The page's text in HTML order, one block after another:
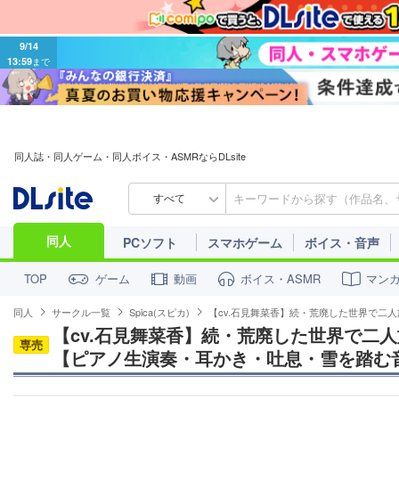
9/14
13:59まで
同人誌・同人ゲーム・同人ボイス・ASMRならDLsite
すべて
同人 PCソフト スマホゲーム ボイス・音声
TOP ゲーム 動画 ボイス・ASMR マン
同人 サークル一覧 Spica(スピカ) 【cv.石見舞菜香】続・荒廃した世界で二
専売
【cv.石見舞菜香】続・荒廃した世界で二
【ピアノ生演奏・耳かき・吐息・雪を踏